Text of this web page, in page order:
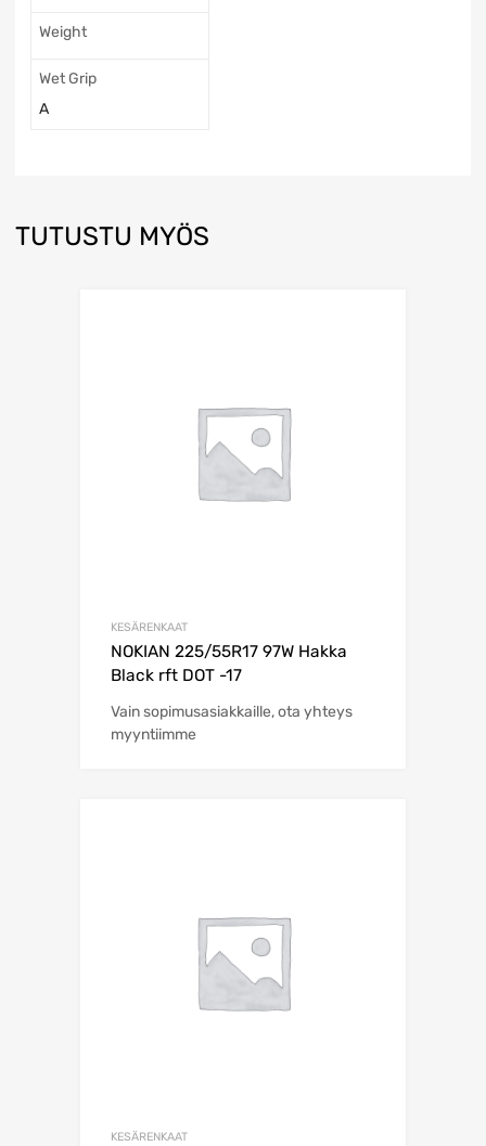
Weight
Wet Grip
A
TUTUSTU MYÖS
KESÄRENKAAT
NOKIAN 225/55R17 97W Hakka
Black rft DOT -17
Vain sopimusasiakkaille, ota yhteys
myyntiimme
KESÄRENKAAT